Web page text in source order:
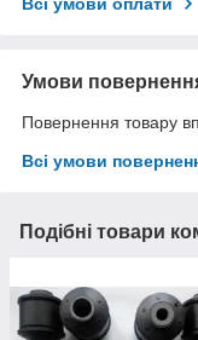
Умови
Повернення товару
Всі умови
Подібні товари